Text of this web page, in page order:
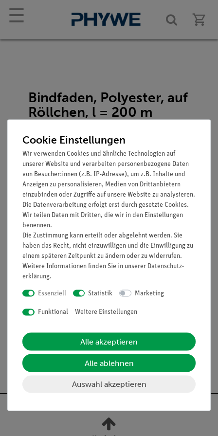
☰
Bindfaden, Polyester, auf
Röllchen, l = 200 m
Funktion und Verwendung
Durch sein geringes Eigengewicht ist der Faden für das
Anhängen von Massen oder Kraftmessern bei
Experimenten mit der Luftkissenbahn bestens geeignet.
Ausstattung und technische
Daten
Länge: 200 m
Material: Polyester
Cookie Einstellungen
Wir verwenden Cookies und ähnliche Technologien auf
unserer Website und verarbeiten personenbezogene Daten
von Besucher:innen (z.B. IP-Adresse), um z.B. Inhalte und
Anzeigen zu personalisieren, Medien von Drittanbietern
einzubinden oder Zugriffe auf unsere Website zu analysieren.
Die Datenverarbeitung erfolgt erst durch gesetzte Cookies.
Wir teilen Daten mit Dritten, die wir in den Einstellungen
benennen.
Die Zustimmung kann erteilt oder abgelehnt werden. Sie
haben das Recht, nicht einzuwilligen und die Einwilligung zu
einem späteren Zeitpunkt zu ändern oder zu widerrufen.
Weitere Informationen finden Sie in unserer Daten­schutz­
erklärung.
Essenziell Statistik Marketing
Funktional Weitere Einstellungen
Alle akzeptieren
Alle ablehnen
Auswahl akzeptieren